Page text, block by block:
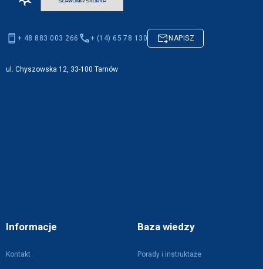
Informacje
Kontakt
Baza wiedzy
Porady i instruktaże
+ 48 883 003 266 + (14) 65 78 130 NAPISZ
ul. Chyszowska 12, 33-100 Tarnów